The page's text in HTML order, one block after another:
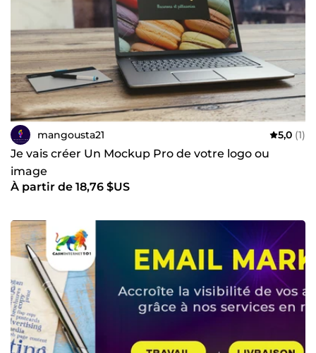
mangousta21 5,0 (1)
Je vais créer Un Mockup Pro de votre logo ou
image
À partir de 18,76 $US